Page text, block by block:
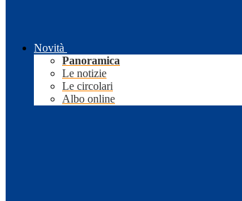
Novità
Panoramica
Le notizie
Le circolari
Albo online